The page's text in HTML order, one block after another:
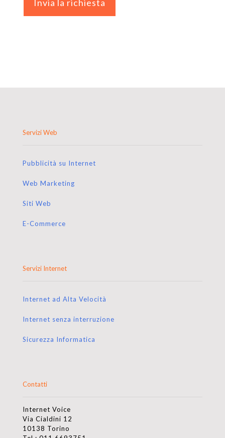
Servizi Web
Pubblicità su Internet
Web Marketing
Siti Web
E-Commerce
Servizi Internet
Internet ad Alta Velocità
Internet senza interruzione
Sicurezza Informatica
Contatti
Internet Voice
Via Cialdini 12
10138 Torino